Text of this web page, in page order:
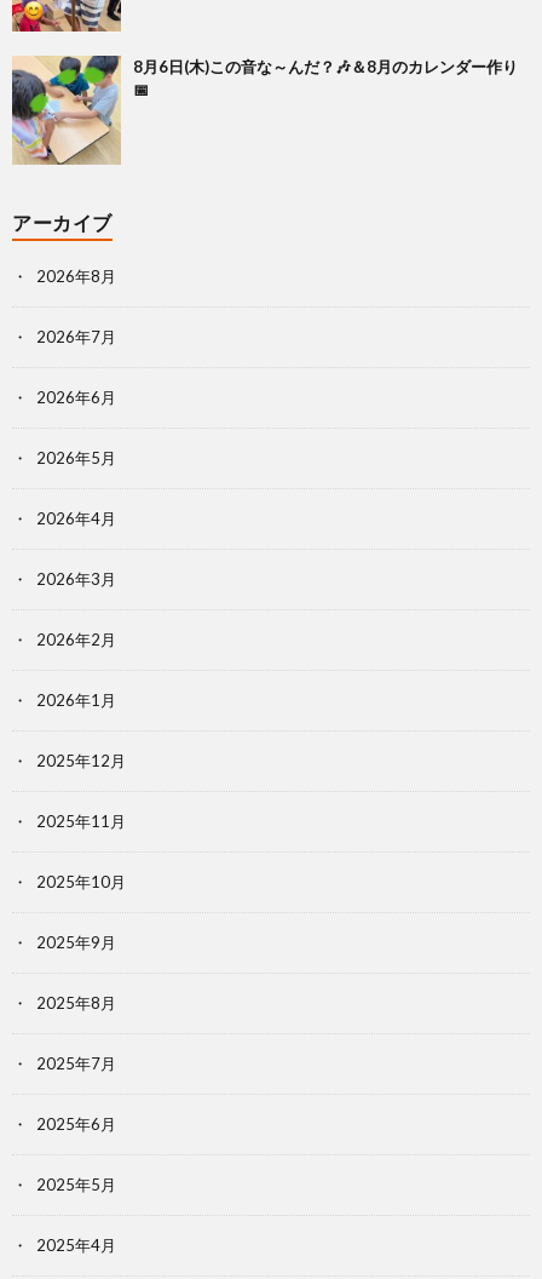
8月6日(木)この音な～んだ？🎶＆8月のカレンダー作り
📅
アーカイブ
2026年8月
2026年7月
2026年6月
2026年5月
2026年4月
2026年3月
2026年2月
2026年1月
2025年12月
2025年11月
2025年10月
2025年9月
2025年8月
2025年7月
2025年6月
2025年5月
2025年4月